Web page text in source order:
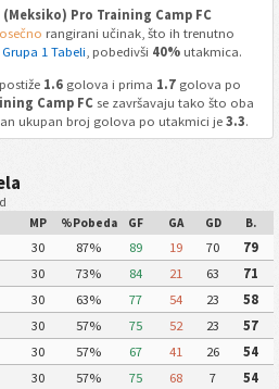
(Meksiko) Pro Training Camp FC
rangirani učinak, što ih trenutno
1 Tabeli, pobedivši 40%utakmica.
1.6golova i prima 1.7golova po
Camp FCse završavaju tako što oba
ukupan broj golova po utakmici je 3.3.
MP %Pobeda GF GA GD B.
30 87% 89 19 70
79
30 73% 84 21 63
71
30 63% 77 54 23
58
30 57% 75 52 23
57
30 57% 67 41 26
54
30 57% 75 68 7
54